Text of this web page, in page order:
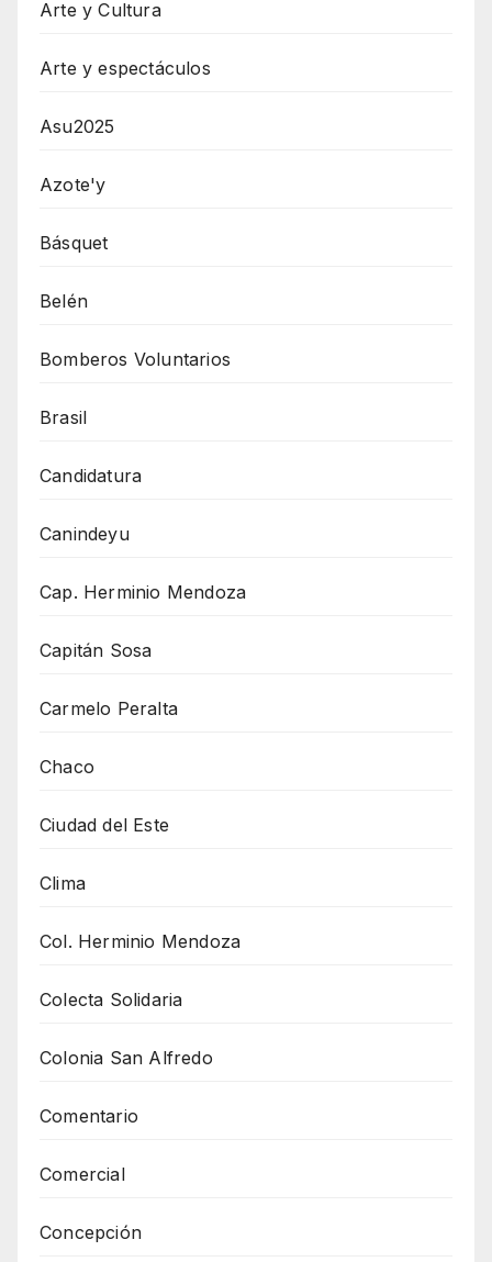
Arte y Cultura
Arte y espectáculos
Asu2025
Azote'y
Básquet
Belén
Bomberos Voluntarios
Brasil
Candidatura
Canindeyu
Cap. Herminio Mendoza
Capitán Sosa
Carmelo Peralta
Chaco
Ciudad del Este
Clima
Col. Herminio Mendoza
Colecta Solidaria
Colonia San Alfredo
Comentario
Comercial
Concepción